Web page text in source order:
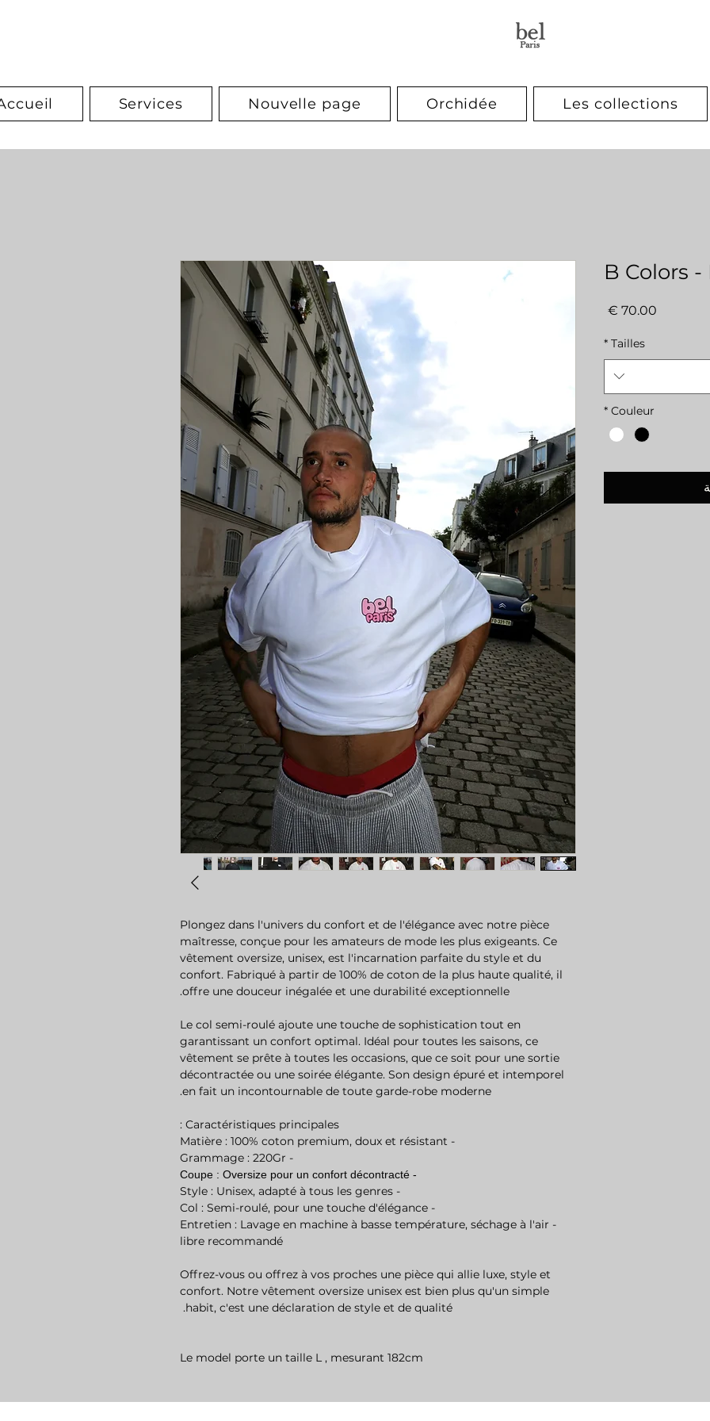
Services Nouvelle page Orchidée Les collections
Plongez dans l'univers du confort et de l'élégance avec notre pièce
maîtresse, conçue pour les amateurs de mode les plus exigeants. Ce
vêtement oversize, unisex, est l'incarnation parfaite du style et du
confort. Fabriqué à partir de 100% de coton de la plus haute qualité, il
offre une douceur inégalée et une durabilité exceptionnelle.
Le col semi-roulé ajoute une touche de sophistication tout en
garantissant un confort optimal. Idéal pour toutes les saisons, ce
vêtement se prête à toutes les occasions, que ce soit pour une sortie
décontractée ou une soirée élégante. Son design épuré et intemporel
en fait un incontournable de toute garde-robe moderne.
Caractéristiques principales :
- Matière : 100% coton premium, doux et résistant
- Grammage : 220Gr
- Coupe : Oversize pour un confort décontracté
- Style : Unisex, adapté à tous les genres
- Col : Semi-roulé, pour une touche d'élégance
- Entretien : Lavage en machine à basse température, séchage à l'air
libre recommandé
Offrez-vous ou offrez à vos proches une pièce qui allie luxe, style et
confort. Notre vêtement oversize unisex est bien plus qu'un simple
habit, c'est une déclaration de style et de qualité.
Le model porte un taille L , mesurant 182cm
B Colors -
السعر
Tailles
*
Couleur
*